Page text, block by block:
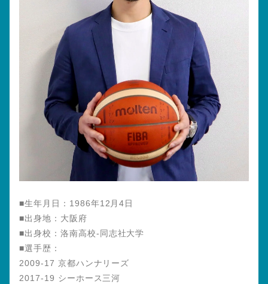
■生年月日：1986年12月4日
■出身地：大阪府
■出身校：洛南高校-同志社大学
■選手歴：
2009-17 京都ハンナリーズ
2017-19 シーホース三河